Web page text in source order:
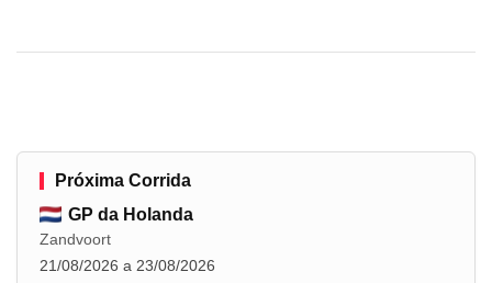
Próxima Corrida
GP da Holanda
Zandvoort
21/08/2026 a 23/08/2026